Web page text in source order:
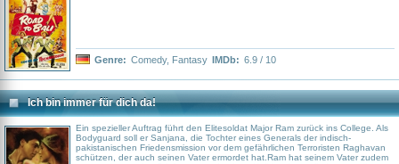
Genre: Comedy, Fantasy IMDb: 6.9 / 10
Ich bin immer für dich da!
Ein spezieller Auftrag führt den Elitesoldat Major Ram zurück ins College. Als
Bodyguard soll er Sanjana, die Tochter eines Generals der indisch-
pakistanischen Friedensmission vor dem gefährlichen Terroristen Raghavan
schützen, der auch seinen Vater ermordet hat.Ram hat seinem Vater zudem